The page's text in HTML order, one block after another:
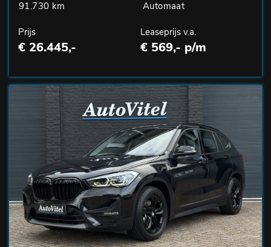
91.730 km
Automaat
Prijs
€ 26.445,-
Leaseprijs v.a.
€ 569,- p/m